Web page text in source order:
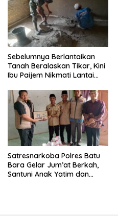
Sebelumnya Berlantaikan
Tanah Beralaskan Tikar, Kini
Ibu Paijem Nikmati Lantai
Satgas TMMD Ke-129 Kodim
0208/Asahan
Satresnarkoba Polres Batu
Bara Gelar Jum’at Berkah,
Santuni Anak Yatim dan